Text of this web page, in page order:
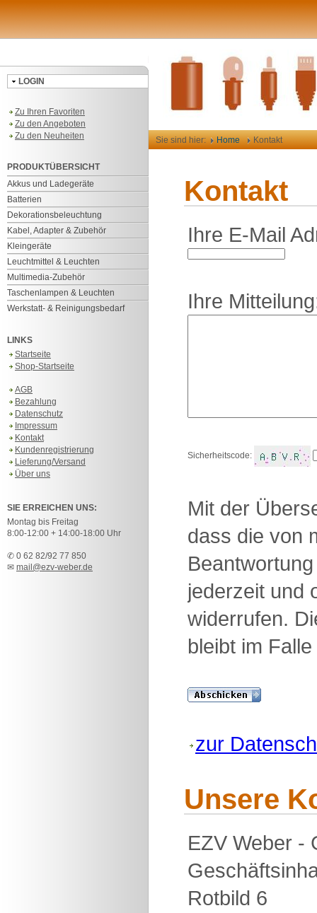
LOGIN
Zu Ihren Favoriten
Zu den Angeboten
Zu den Neuheiten
PRODUKTÜBERSICHT
Akkus und Ladegeräte
Batterien
Dekorationsbeleuchtung
Kabel, Adapter & Zubehör
Kleingeräte
Leuchtmittel & Leuchten
Multimedia-Zubehör
Taschenlampen & Leuchten
Werkstatt- & Reinigungsbedarf
LINKS
Startseite
Shop-Startseite
AGB
Bezahlung
Datenschutz
Impressum
Kontakt
Kundenregistrierung
Lieferung/Versand
Über uns
SIE ERREICHEN UNS:
Montag bis Freitag
8:00-12:00 + 14:00-18:00 Uhr
✆ 0 62 82/92 77 850
✉ mail@ezv-weber.de
Sie sind hier: Home Kontakt
Kontakt
Ihre E-Mail
Ihre
Sicherheitscode:
Mit der
dass die von
jederzeit und
widerrufen.
bleibt im
zur
Unsere
EZV Weber -
Rotbild 6